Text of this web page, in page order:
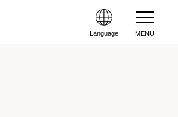
Language MENU